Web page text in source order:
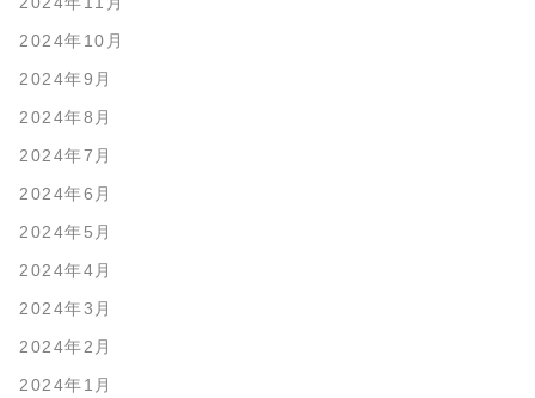
2024年10月
2024年9月
2024年8月
2024年7月
2024年6月
2024年5月
2024年4月
2024年3月
2024年2月
2024年1月